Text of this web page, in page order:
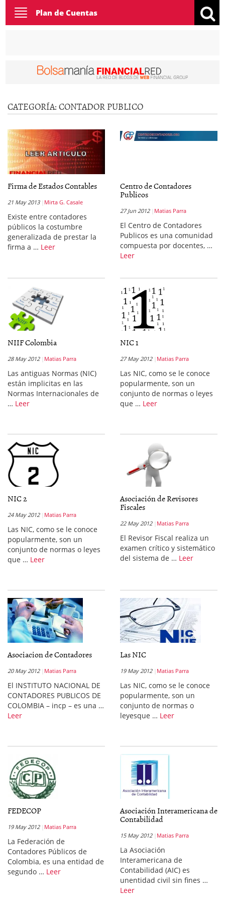
Toggle
navigation
Plan de Cuentas
CATEGORÍA:CONTADOR PUBLICO
Firma de Estados Contables
21 May 2013 Mirta G. Casale
Existe entre contadores
públicos la costumbre
generalizada de prestar la
firma a … Leer
Centro de Contadores
Publicos
27 Jun 2012 Matias Parra
El Centro de Contadores
Publicos es una comunidad
compuesta por docentes, …
Leer
NIIF Colombia
28 May 2012 Matias Parra
Las antiguas Normas (NIC)
están implicitas en las
Normas Internacionales de
… Leer
NIC 1
27 May 2012 Matias Parra
Las NIC, como se le conoce
popularmente, son un
conjunto de normas o leyes
que … Leer
NIC 2
24 May 2012 Matias Parra
Las NIC, como se le conoce
popularmente, son un
conjunto de normas o leyes
que … Leer
Asociación de Revisores
Fiscales
22 May 2012 Matias Parra
El Revisor Fiscal realiza un
examen crítico y sistemático
del sistema de … Leer
Asociacion de Contadores
20 May 2012 Matias Parra
El INSTITUTO NACIONAL DE
CONTADORES PUBLICOS DE
COLOMBIA – incp – es una …
Leer
Las NIC
19 May 2012 Matias Parra
Las NIC, como se le conoce
popularmente, son un
conjunto de normas o
leyesque … Leer
FEDECOP
19 May 2012 Matias Parra
La Federación de
Contadores Públicos de
Colombia, es una entidad de
segundo … Leer
Asociación Interamericana de
Contabilidad
15 May 2012 Matias Parra
La Asociación
Interamericana de
Contabilidad (AIC) es
unentidad civil sin fines …
Leer